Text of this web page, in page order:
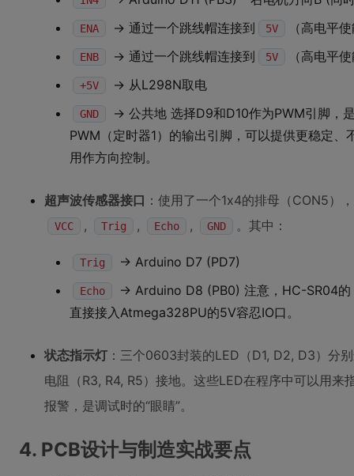
ENA -> 通过一个跳线帽连接到 5V （高电平
ENB -> 通过一个跳线帽连接到 5V （高电平
+5V -> 从L298N取电
GND
-> 公共地 选择D9和D10作为PWM引脚，
PWM（定时器1）的输出引脚，可以提供更稳定
用作方向控制。
超声波传感器接口 ：使用了一个1x4的排母（CON5）
VCC , Trig , Echo , GND 。其中：
Trig -> Arduino D7 (PD7)
Echo
-> Arduino D8 (PB0) 注意，HC-SR04的
直接接入Atmega328PU的5V容忍IO口。
状态指示灯 ：三个0603封装的LED（D1, D2, D3）分
电阻（R3, R4, R5）接地。这些LED在程序中可以用
报警，是调试时的“眼睛”。
4. PCB设计与制造实战要点